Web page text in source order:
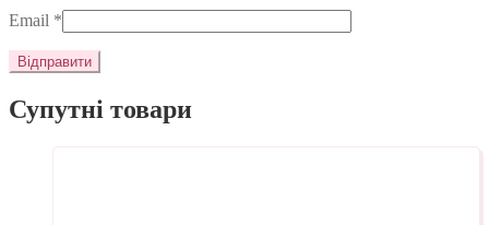
Email *
Супутні товари